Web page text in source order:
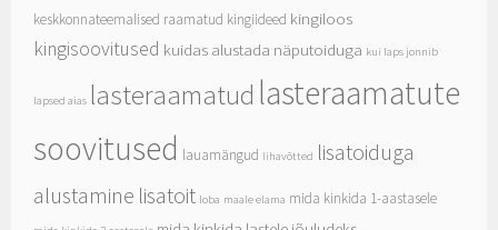
keskkonnateemalised raamatud kingiideed kingiloos
kingisoovitused kuidas alustada näputoiduga kui laps jonnib
lapsed aias lasteraamatud lasteraamatute
soovitused lauamängud lihavõtted lisatoiduga
alustamine lisatoit loba maale elama mida kinkida 1-aastasele